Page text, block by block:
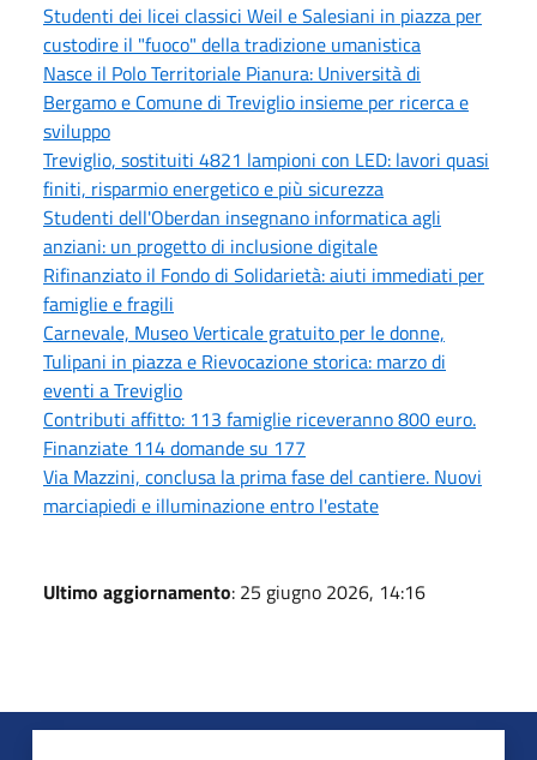
Studenti dei licei classici Weil e Salesiani in piazza per
custodire il "fuoco" della tradizione umanistica
Nasce il Polo Territoriale Pianura: Università di
Bergamo e Comune di Treviglio insieme per ricerca e
sviluppo
Treviglio, sostituiti 4821 lampioni con LED: lavori quasi
finiti, risparmio energetico e più sicurezza
Studenti dell'Oberdan insegnano informatica agli
anziani: un progetto di inclusione digitale
Rifinanziato il Fondo di Solidarietà: aiuti immediati per
famiglie e fragili
Carnevale, Museo Verticale gratuito per le donne,
Tulipani in piazza e Rievocazione storica: marzo di
eventi a Treviglio
Contributi affitto: 113 famiglie riceveranno 800 euro.
Finanziate 114 domande su 177
Via Mazzini, conclusa la prima fase del cantiere. Nuovi
marciapiedi e illuminazione entro l'estate
Ultimo aggiornamento: 25 giugno 2026, 14:16